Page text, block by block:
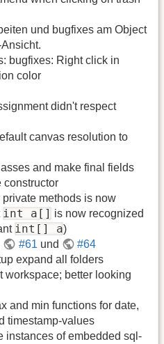
und bugfixes am Object
bugfixes: Right click in
color
didn't respect
canvas resolution to
and make final fields
constructor
methods is now
int a[] is now recognized
int[] a)
#61 und
#64
expand all folders
workspace; better looking
and min functions for date,
timestamp-values
instances of embedded sql-